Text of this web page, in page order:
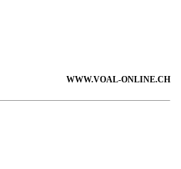
WWW.VOAL-ONLINE.CH